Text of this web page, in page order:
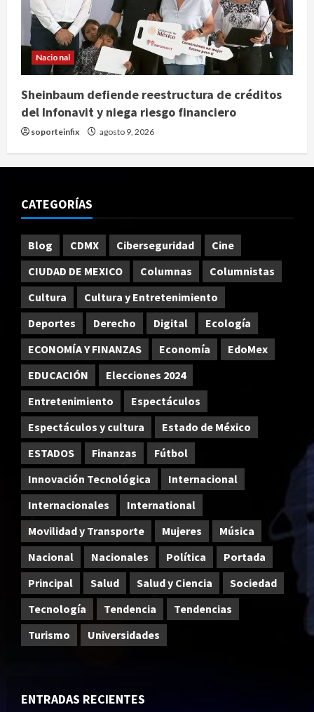
Nacional
Sheinbaum defiende reestructura de créditos
del Infonavit y niega riesgo financiero
soporteinfix agosto 9, 2026
CATEGORÍAS
Blog CDMX Ciberseguridad
Cine
CIUDAD DE MEXICO
Columnas
Columnistas
Cultura
Cultura y Entretenimiento
Deportes
Derecho Digital
Ecología
ECONOMÍA Y FINANZAS
Economía
EdoMex
EDUCACIÓN
Elecciones 2024
Entretenimiento
Espectáculos
Espectáculos y cultura
Estado de México
ESTADOS
Finanzas
Fútbol
Innovación Tecnológica
Internacional
Internacionales
International
Movilidad y Transporte
Mujeres
Música
Nacional
Nacionales Política
Portada
Principal
Salud Salud y Ciencia
Sociedad
Tecnología
Tendencia
Tendencias
Turismo
Universidades
ENTRADAS RECIENTES